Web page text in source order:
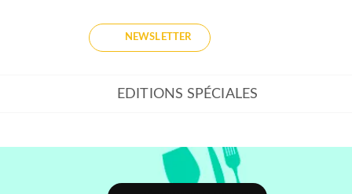
NEWSLETTER
EDITIONS SPÉCIALES